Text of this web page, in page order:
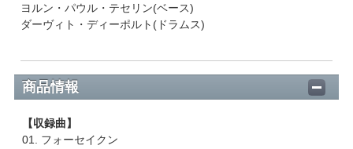
ヨルン・パウル・テセリン(ベース)
ダーヴィト・ディーポルト(ドラムス)
商品情報
【収録曲】
01. フォーセイクン